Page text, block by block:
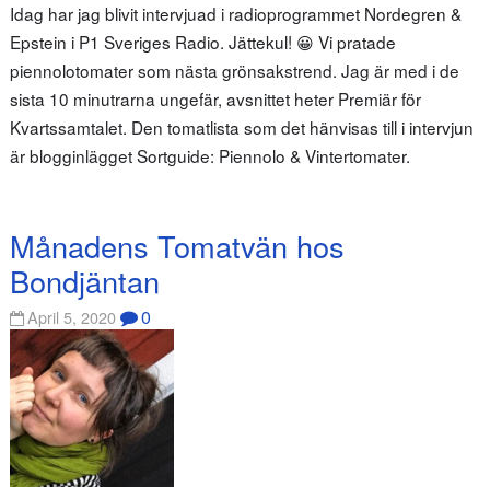
Idag har jag blivit intervjuad i radioprogrammet Nordegren &
Epstein i P1 Sveriges Radio. Jättekul! 😀 Vi pratade
piennolotomater som nästa grönsakstrend. Jag är med i de
sista 10 minutrarna ungefär, avsnittet heter Premiär för
Kvartssamtalet. Den tomatlista som det hänvisas till i intervjun
är blogginlägget Sortguide: Piennolo & Vintertomater.
Månadens Tomatvän hos
Bondjäntan
April 5, 2020 0